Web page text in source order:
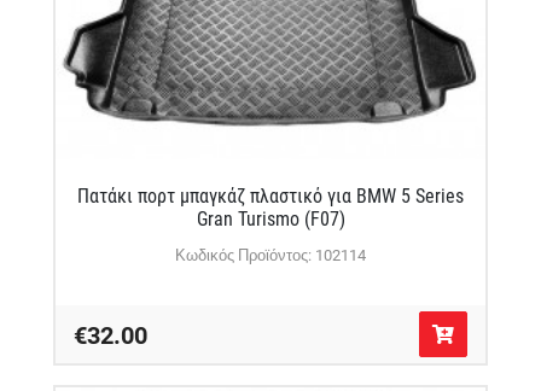
Πατάκι πορτ μπαγκάζ πλαστικό για BMW 5 Series
Gran Turismo (F07)
Κωδικός Προϊόντος: 102114
€32.00